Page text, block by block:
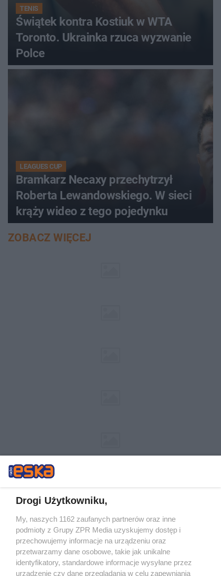
TENIS
Świątek kontra Kostiuk w WTA
Toronto. Ukrainka rzuca wyzwanie
Polce
LEAGUES CUP
Bramkarz Necaxy przechytrzył
Roberta Lewandowskiego. W sieci
krąży wideo z tego pojedynku
ZOBACZ WIĘCEJ
Żaden utwór zamieszczony w serwisie nie może być powielany i
rozpowszechniany lub dalej rozpowszechniany w jakikolwiek sposób (w
tym także elektroniczny lub mechaniczny) na jakimkolwiek polu
eksploatacji w jakiejkolwiek formie, włącznie z umieszczaniem w
Internecie bez pisemnej zgody właściciela praw. Jakiekolwiek użycie lub
wykorzystanie utworów w całości lub w części z naruszeniem prawa,
tzn. bez właściwej zgody, jest zabronione pod groźbą kary i może być
Drogi Użytkowniku,
My, naszych 1162 zaufanych partnerów oraz inne
podmioty z Grupy ZPR Media uzyskujemy dostęp i
przechowujemy informacje na urządzeniu oraz
przetwarzamy dane osobowe, takie jak unikalne
identyfikatory, standardowe informacje wysyłane przez
urządzenie czy dane przeglądania w celu zapewniania